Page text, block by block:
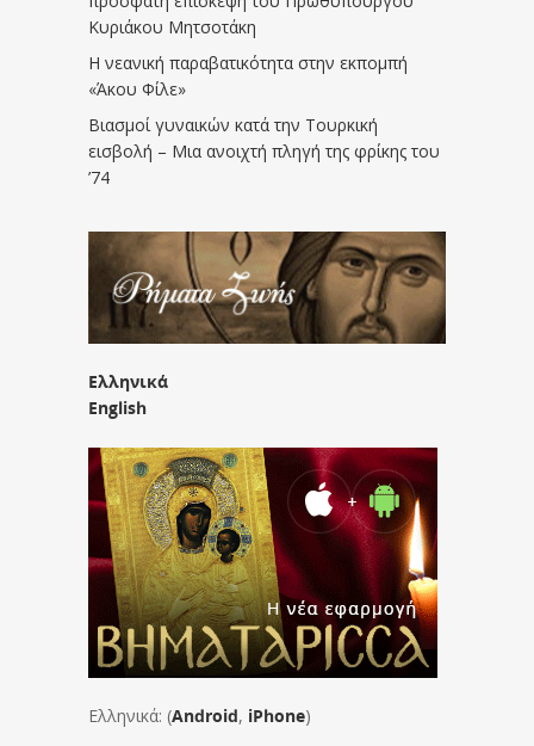
Κυριάκου Μητσοτάκη
Η νεανική παραβατικότητα στην εκπομπή
«Άκου Φίλε»
Βιασμοί γυναικών κατά την Τουρκική
εισβολή – Μια ανοιχτή πληγή της φρίκης του
’74
Ελληνικά
English
Ελληνικά: (Android, iPhone)